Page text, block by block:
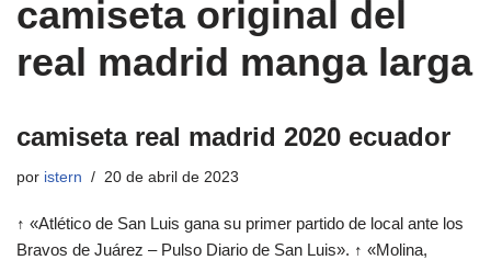
camiseta original del
real madrid manga larga
camiseta real madrid 2020 ecuador
por istern 20 de abril de 2023
↑ «Atlético de San Luis gana su primer partido de local ante los
Bravos de Juárez – Pulso Diario de San Luis». ↑ «Molina,